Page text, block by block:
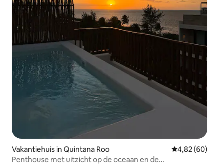
Vakantiehuis in Quintana Roo Gemiddelde
4,82 (60)
Penthouse met uitzicht op de oceaan en de